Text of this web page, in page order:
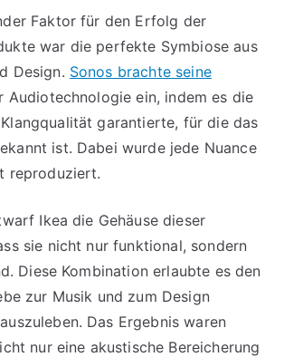
Faktor für den Erfolg der
war die perfekte Symbiose aus
Design. Sonos brachte seine
Audiotechnologie ein, indem es die
garantierte, für die das
ist. Dabei wurde jede Nuance
reproduziert.
Ikea die Gehäuse dieser
sie nicht nur funktional, sondern
Diese Kombination erlaubte es den
zur Musik und zum Design
Das Ergebnis waren
nur eine akustische Bereicherung